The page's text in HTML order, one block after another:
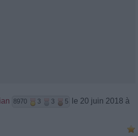
8970 3 3 5
le 20 juin 2018 à